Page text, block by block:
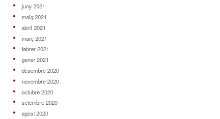
juny 2021
maig 2021
abril 2021
març 2021
febrer 2021
gener 2021
desembre 2020
novembre 2020
octubre 2020
setembre 2020
agost 2020